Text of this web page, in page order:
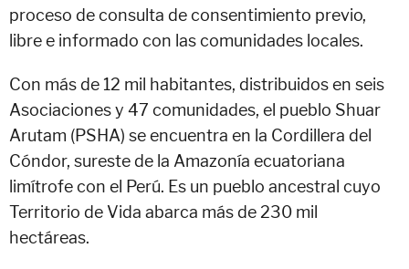
proceso de consulta de consentimiento previo,
libre e informado con las comunidades locales.
Con más de 12 mil habitantes, distribuidos en seis
Asociaciones y 47 comunidades, el pueblo Shuar
Arutam (PSHA) se encuentra en la Cordillera del
Cóndor, sureste de la Amazonía ecuatoriana
limítrofe con el Perú. Es un pueblo ancestral cuyo
Territorio de Vida abarca más de 230 mil
hectáreas.